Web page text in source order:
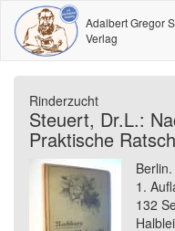
Adalbert Gregor
Verlag
Rinderzucht
Steuert, Dr.L.:
Praktische
1.
132